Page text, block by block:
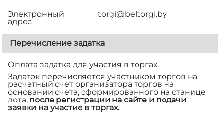
Электронный
адрес
torgi@beltorgi.by
Перечисление задатка
Оплата задатка для участия в торгах
Задаток перечисляется участником торгов на
расчетный счет организатора торгов на
основании счета, сформированного на станице
лота, после регистрации на сайте и подачи
заявки на участие в торгах.